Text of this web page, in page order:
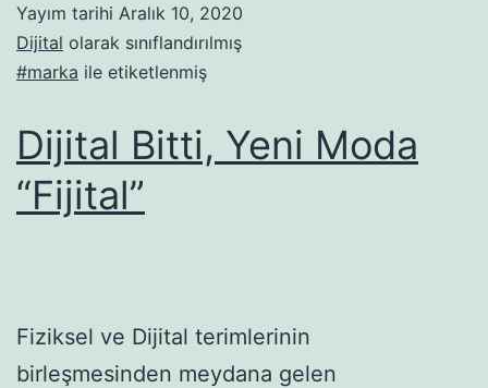
Yayım tarihi Aralık 10, 2020
Dijital olarak sınıflandırılmış
#marka ile etiketlenmiş
Dijital Bitti, Yeni Moda
“Fijital”
Fiziksel ve Dijital terimlerinin
birleşmesinden meydana gelen